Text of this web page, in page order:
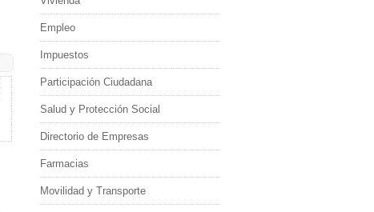
Empleo
Impuestos
Participación Ciudadana
Salud y Protección Social
Directorio de Empresas
Farmacias
Movilidad y Transporte